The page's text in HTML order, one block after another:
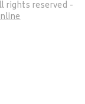
rights reserved -